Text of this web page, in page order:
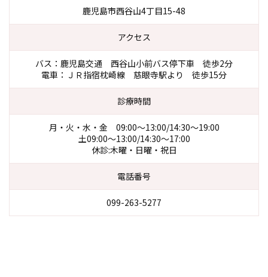
鹿児島市西谷山4丁目15-48
アクセス
バス：鹿児島交通 西谷山小前バス停下車 徒歩2分
電車：ＪＲ指宿枕崎線 慈眼寺駅より 徒歩15分
診療時間
月・火・水・金 09:00～13:00/14:30～19:00
土09:00～13:00/14:30～17:00
休診:木曜・日曜・祝日
電話番号
099-263-5277